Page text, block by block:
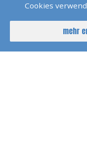
SKP
2023
SKS
Cookies
mehr